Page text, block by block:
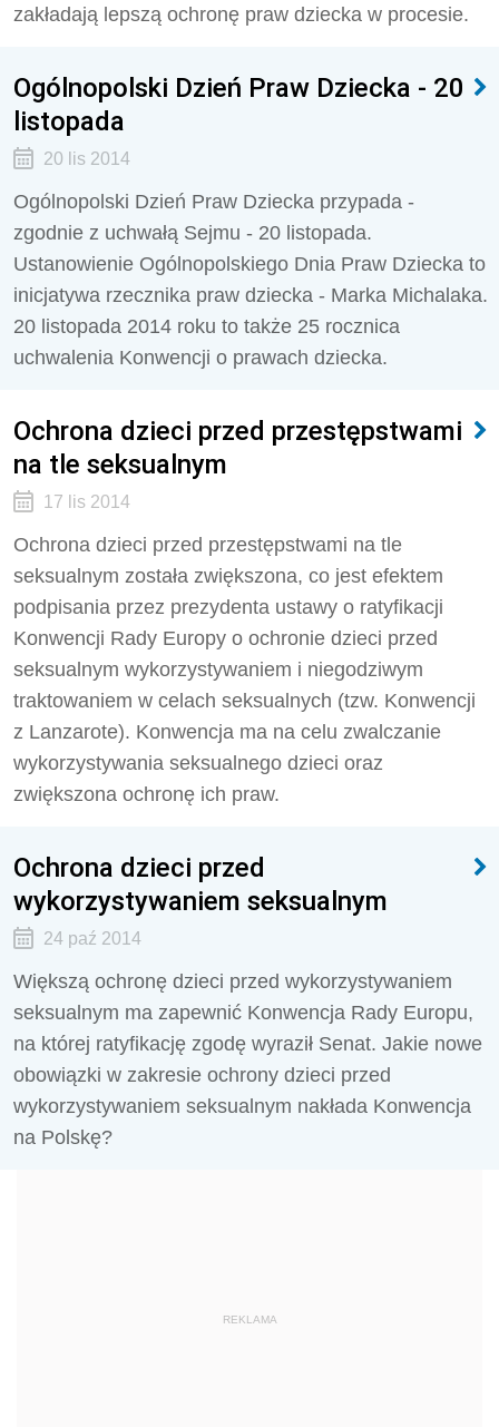
zakładają lepszą ochronę praw dziecka w procesie.
Ogólnopolski Dzień Praw Dziecka - 20
listopada
20 lis 2014
Ogólnopolski Dzień Praw Dziecka przypada -
zgodnie z uchwałą Sejmu - 20 listopada.
Ustanowienie Ogólnopolskiego Dnia Praw Dziecka to
inicjatywa rzecznika praw dziecka - Marka Michalaka.
20 listopada 2014 roku to także 25 rocznica
uchwalenia Konwencji o prawach dziecka.
Ochrona dzieci przed przestępstwami
na tle seksualnym
17 lis 2014
Ochrona dzieci przed przestępstwami na tle
seksualnym została zwiększona, co jest efektem
podpisania przez prezydenta ustawy o ratyfikacji
Konwencji Rady Europy o ochronie dzieci przed
seksualnym wykorzystywaniem i niegodziwym
traktowaniem w celach seksualnych (tzw. Konwencji
z Lanzarote). Konwencja ma na celu zwalczanie
wykorzystywania seksualnego dzieci oraz
zwiększona ochronę ich praw.
Ochrona dzieci przed
wykorzystywaniem seksualnym
24 paź 2014
Większą ochronę dzieci przed wykorzystywaniem
seksualnym ma zapewnić Konwencja Rady Europu,
na której ratyfikację zgodę wyraził Senat. Jakie nowe
obowiązki w zakresie ochrony dzieci przed
wykorzystywaniem seksualnym nakłada Konwencja
na Polskę?
REKLAMA